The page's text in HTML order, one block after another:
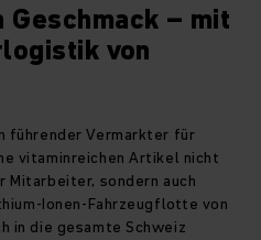
Geschmack – mit
von
führender Vermarkter für
vitaminreichen Artikel nicht
Mitarbeiter, sondern auch
Ionen-Fahrzeugflotte von
in die gesamte Schweiz